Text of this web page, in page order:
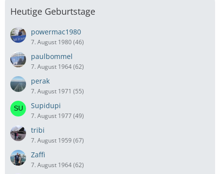
Heutige Geburtstage
powermac1980
7. August 1980 (46)
paulbommel
7. August 1964 (62)
perak
7. August 1971 (55)
Supidupi
7. August 1977 (49)
tribi
7. August 1959 (67)
Zaffi
7. August 1964 (62)